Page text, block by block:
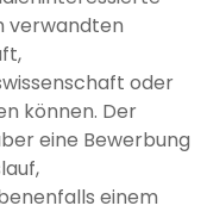
verwandten
oder
können. Der
eine Bewerbung
einem